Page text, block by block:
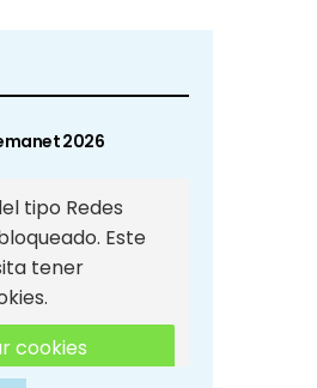
2026
tipo Redes
Este
tener
cookies